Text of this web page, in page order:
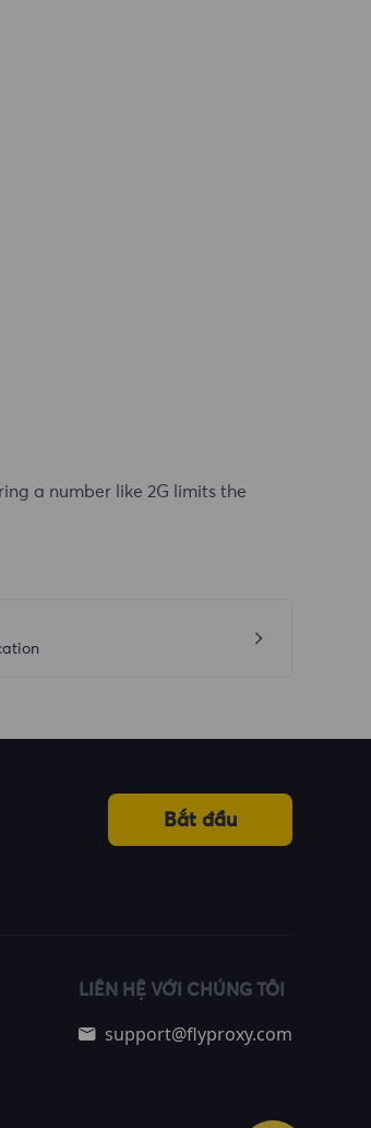
a number like 2G limits the
Bắt đầu
LIÊN HỆ VỚI CHÚNG TÔI
support@flyproxy.com